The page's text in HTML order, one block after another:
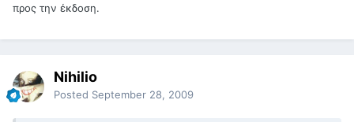
προς την έκδοση.
Nihilio
Posted September 28, 2009